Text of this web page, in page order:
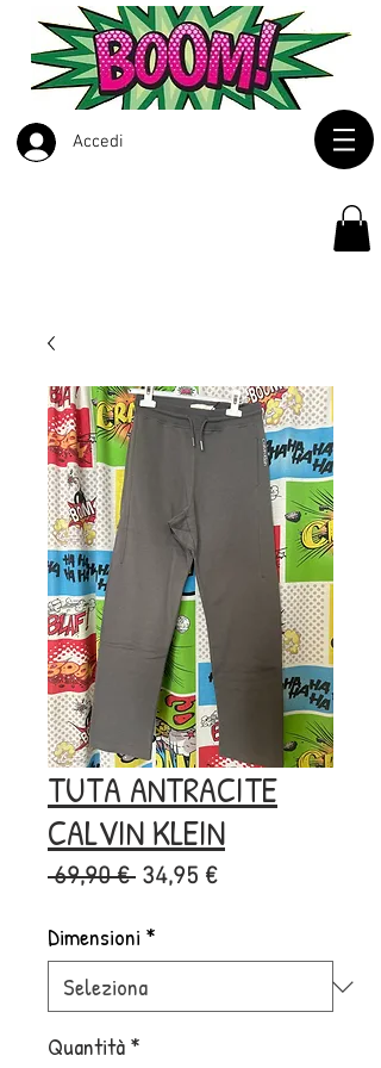
Accedi
TUTA ANTRACITE
CALVIN KLEIN
69,90 € Prezzo
34,95 €Prezzo
Dimensioni *
Quantità*